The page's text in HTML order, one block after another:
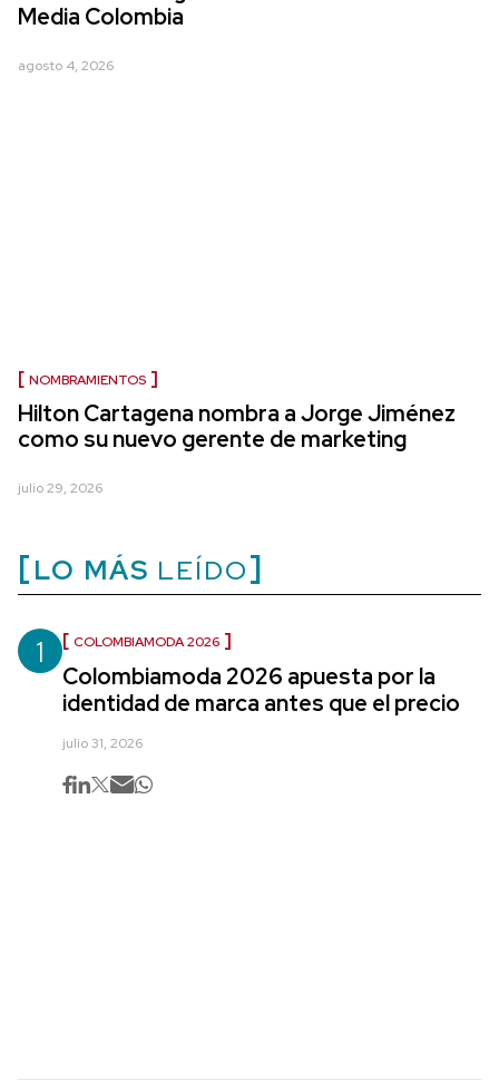
Media Colombia
agosto 4, 2026
NOMBRAMIENTOS
Hilton Cartagena nombra a Jorge Jiménez
como su nuevo gerente de marketing
julio 29, 2026
LO MÁS LEÍDO
1 COLOMBIAMODA 2026
Colombiamoda 2026 apuesta por la
identidad de marca antes que el precio
julio 31, 2026